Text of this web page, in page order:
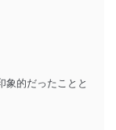
象的だったことと